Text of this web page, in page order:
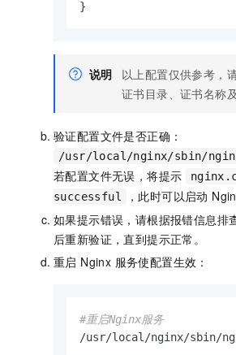
}
说明
以上配置仅供参考，
证书目录、证书名称
验证配置文件是否正确：
/usr/local/nginx/sbin/
若配置文件无误，将提示
successful
，此时可以启动
如果提示错误，请根据报错信息排
后重新验证，直到提示正常。
重启 Nginx 服务使配置生效：
#重启Nginx服务
/usr/local/nginx/sbin/